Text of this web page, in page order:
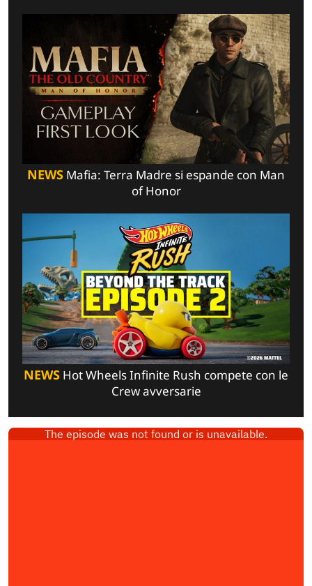
NEWS Mafia: Terra Madre si espande con Man
of Honor
NEWS Hot Wheels Infinite Rush compete con le
Crew avversarie